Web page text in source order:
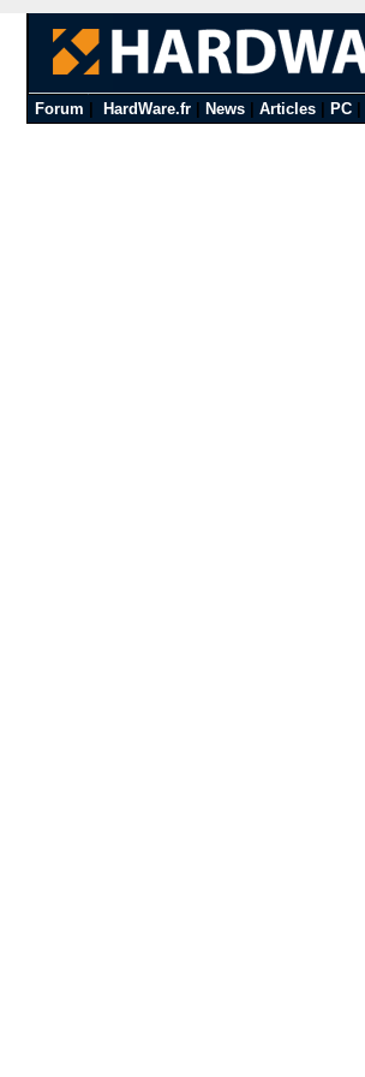
Forum HardWare.fr| News| Articles| PC|